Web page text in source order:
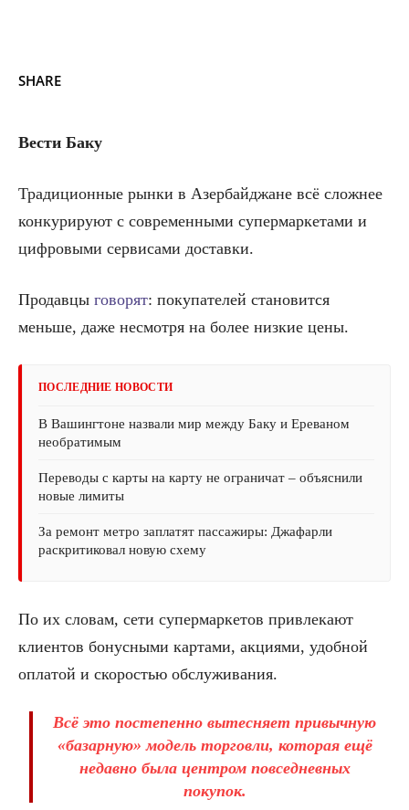
SHARE
Вести Баку
Традиционные рынки в Азербайджане всё сложнее
конкурируют с современными супермаркетами и
цифровыми сервисами доставки.
Продавцы говорят: покупателей становится
меньше, даже несмотря на более низкие цены.
ПОСЛЕДНИЕ НОВОСТИ
В Вашингтоне назвали мир между Баку и Ереваном
необратимым
Переводы с карты на карту не ограничат – объяснили
новые лимиты
За ремонт метро заплатят пассажиры: Джафарли
раскритиковал новую схему
По их словам, сети супермаркетов привлекают
клиентов бонусными картами, акциями, удобной
оплатой и скоростью обслуживания.
Всё это постепенно вытесняет привычную
«базарную» модель торговли, которая ещё
недавно была центром повседневных
покупок.